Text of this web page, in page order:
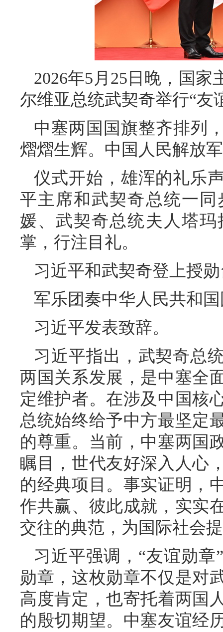
2026年5月25日晚，国
尔维亚总统武契奇举行“友
中塞两国国旗整齐排列
熠熠生辉。中国人民解放
仪式开始，雄浑的礼乐
平主席和武契奇总统一
媛、武契奇总统夫人塔
掌，行注目礼。
习近平和武契奇登上授
军乐团奏中华人民共和
习近平发表致辞。
习近平指出，武契奇总
两国关系发展，是中塞全
定维护者。在涉及中国核
总统始终给予中方最坚定
的尊重。当前，中塞两国
瞩目，世代友好深入人心
的经典项目。事实证明，
作共赢、彼此成就，实实
交往的典范，为国际社会
习近平强调，“友谊勋
勋章，这枚勋章不仅是对
高度肯定，也寄托着两国
的殷切期望。中塞友谊经